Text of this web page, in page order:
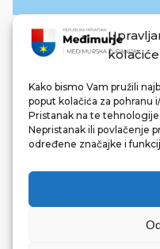
kolačiće
Kako bismo Vam pružili
poput kolačića za pohranu
Pristanak na te
Nepristanak ili povlačenje
određene značajke i
© 2022 Međimurska